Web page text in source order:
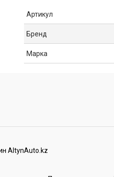
Артикул
Бренд
Марка
AltynAuto.kz